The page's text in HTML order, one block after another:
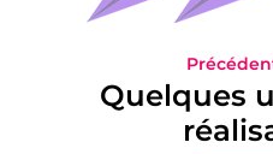
Quelques